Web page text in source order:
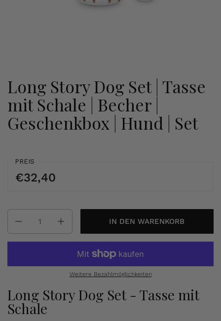
Long Story Dog Set | Tasse
mit Schale | Becher |
Geschenkbox | Hund | Set
PREIS
€32,40
IN DEN WARENKORB
Weitere Bezahlmöglichkeiten
Long Story Dog Set - Tasse mit
Schale